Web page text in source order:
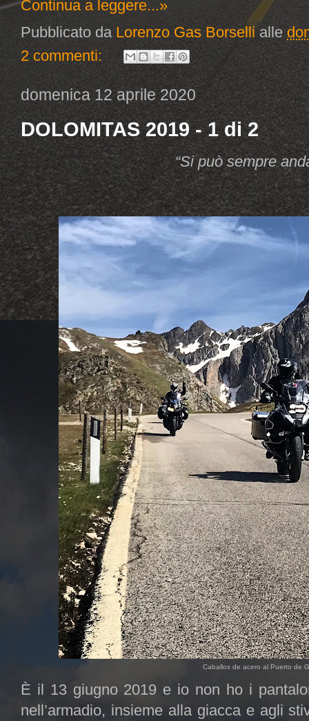
Continua a leggere...»
Pubblicato da Lorenzo Gas Borselli alle
2 commenti:
domenica 12 aprile 2020
DOLOMITAS 2019 - 1 di 2
“Si può sempre
Caballos de acero al Puerto de
È il 13 giugno 2019 e io non ho i
nell’armadio, insieme alla giacca e agli